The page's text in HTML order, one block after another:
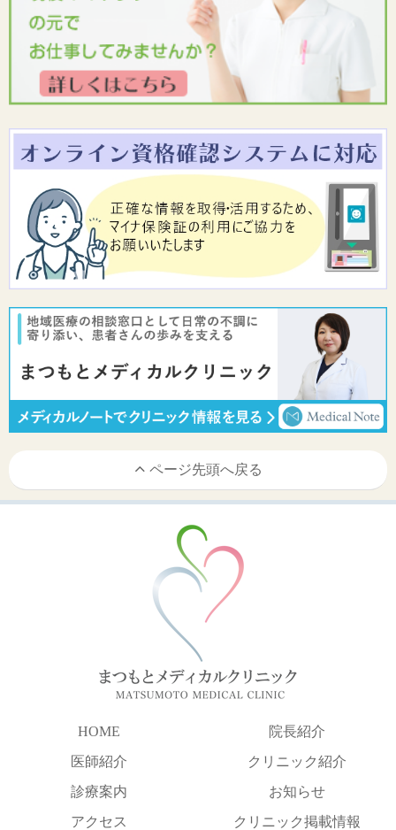
ページ先頭へ戻る
HOME
院長紹介
医師紹介
クリニック紹介
診療案内
お知らせ
アクセス
クリニック掲載情報